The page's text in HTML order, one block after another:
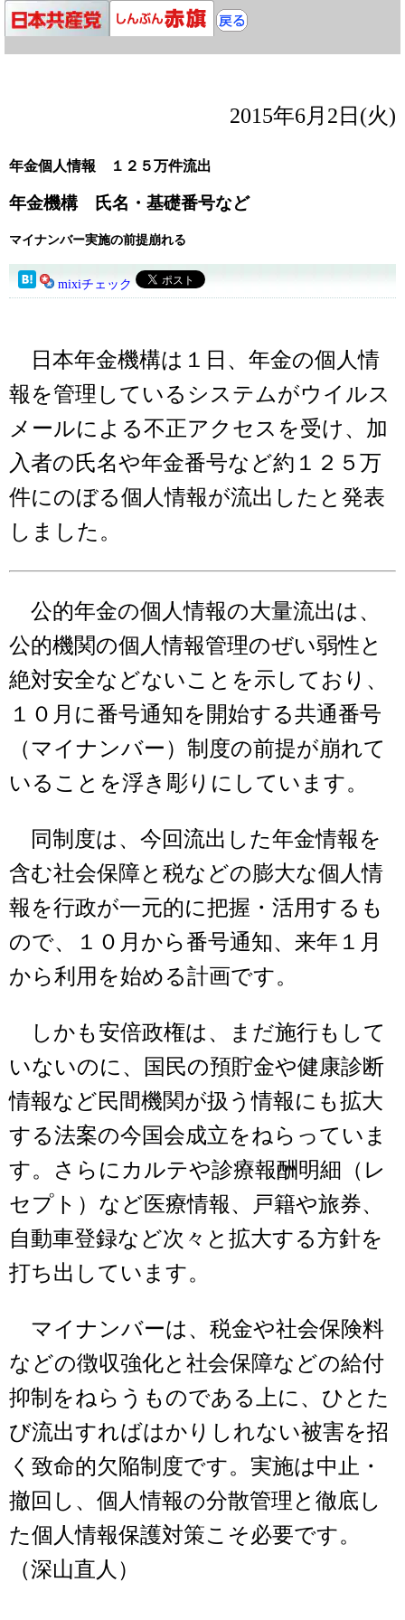
2015年6月2日(火)
年金個人情報 １２５万件流出
年金機構 氏名・基礎番号など
マイナンバー実施の前提崩れる
mixiチェック
日本年金機構は１日、年金の個人情
報を管理しているシステムがウイルス
メールによる不正アクセスを受け、加
入者の氏名や年金番号など約１２５万
件にのぼる個人情報が流出したと発表
しました。
公的年金の個人情報の大量流出は、
公的機関の個人情報管理のぜい弱性と
絶対安全などないことを示しており、
１０月に番号通知を開始する共通番号
（マイナンバー）制度の前提が崩れて
いることを浮き彫りにしています。
同制度は、今回流出した年金情報を
含む社会保障と税などの膨大な個人情
報を行政が一元的に把握・活用するも
ので、１０月から番号通知、来年１月
から利用を始める計画です。
しかも安倍政権は、まだ施行もして
いないのに、国民の預貯金や健康診断
情報など民間機関が扱う情報にも拡大
する法案の今国会成立をねらっていま
す。さらにカルテや診療報酬明細（レ
セプト）など医療情報、戸籍や旅券、
自動車登録など次々と拡大する方針を
打ち出しています。
マイナンバーは、税金や社会保険料
などの徴収強化と社会保障などの給付
抑制をねらうものである上に、ひとた
び流出すればはかりしれない被害を招
く致命的欠陥制度です。実施は中止・
撤回し、個人情報の分散管理と徹底し
た個人情報保護対策こそ必要です。
（深山直人）